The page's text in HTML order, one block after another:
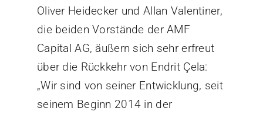
Oliver Heidecker und Allan Valentiner,
die beiden Vorstände der AMF
Capital AG, äußern sich sehr erfreut
über die Rückkehr von Endrit Çela:
„Wir sind von seiner Entwicklung, seit
seinem Beginn 2014 in der